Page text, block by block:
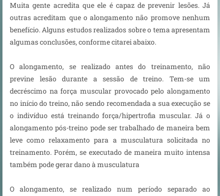
Muita gente acredita que ele é capaz de prevenir lesões. Já
outras acreditam que o alongamento não promove nenhum
benefício. Alguns estudos realizados sobre o tema apresentam
algumas conclusões, conforme citarei abaixo.
O alongamento, se realizado antes do treinamento, não
previne lesão durante a sessão de treino. Tem-se um
decréscimo na força muscular provocado pelo alongamento
no início do treino, não sendo recomendada a sua execução se
o indivíduo está treinando força/hipertrofia muscular. Já o
alongamento pós-treino pode ser trabalhado de maneira bem
leve como relaxamento para a musculatura solicitada no
treinamento. Porém, se executado de maneira muito intensa
também pode gerar dano à musculatura
O alongamento, se realizado num período separado ao